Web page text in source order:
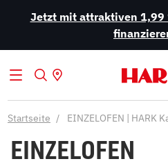
Jetzt mit attraktiven 1,99
Startseite EINZELOFEN | HARK
EINZELOFEN